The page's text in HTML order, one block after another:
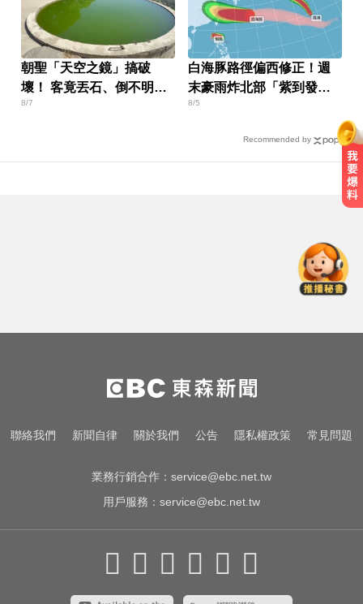
朝聖「天空之鏡」搞破
壞！ 客竟丟石、倒不明液
體
8/7
白海豚路徑偏西修正！週
末豪雨炸北部「紫到發
白」
8/5
Recommended by
台將單季最多安卡關
慈濟採購BNT疫苗被詐10億！醫：4
年後還陳時中清白
中職／陳傑憲轟2分砲貢獻3打點！
聯絡我們 新聞自律 關於我們 公告 隱私權政策 常見問題
業務行銷合作： service@ebc.net.tw
用戶服務： service@ebc.net.tw